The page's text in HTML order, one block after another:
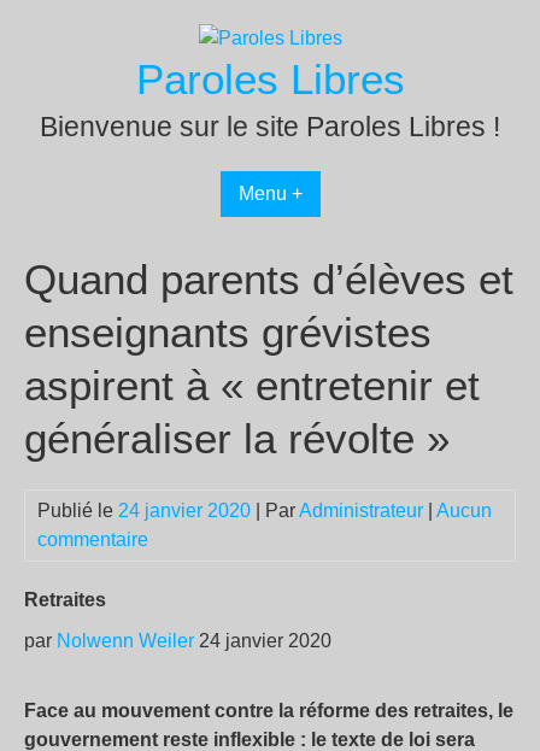
Paroles Libres
Bienvenue sur le site Paroles Libres !
Menu +
Quand parents d’élèves et
enseignants grévistes
aspirent à « entretenir et
généraliser la révolte »
Publié le 24 janvier 2020 | ParAdministrateur
Aucun
commentaire
Retraites
par Nolwenn Weiler 24 janvier 2020
Face au mouvement contre la réforme des retraites, le
gouvernement reste inflexible : le texte de loi sera